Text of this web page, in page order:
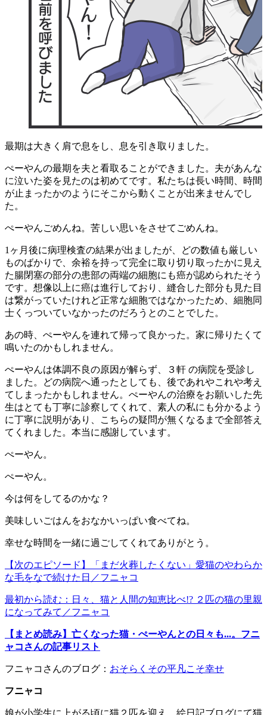
最期は大きく肩で息をし、息を引き取りました。
ぺーやんの最期を夫と看取ることができました。夫があんな
に泣いた姿を見たのは初めてです。私たちは長い時間、時間
が止まったかのようにそこから動くことが出来ませんでし
た。
ぺーやんごめんね。苦しい思いをさせてごめんね。
1ヶ月後に病理検査の結果が出ましたが、どの数値も厳しい
ものばかりで、余裕を持って完全に取り切り取ったかに見え
た腸閉塞の部分の患部の両端の細胞にも癌が認められたそう
です。想像以上に癌は進行しており、縫合した部分も見た目
は繋がっていたけれど正常な細胞ではなかったため、細胞同
士くっついていなかったのだろうとのことでした。
あの時、ぺーやんを連れて帰って良かった。家に帰りたくて
鳴いたのかもしれません。
ぺーやんは体調不良の原因が解らず、３軒 の病院を受診し
ました。どの病院へ通ったとしても、後であれやこれや考え
てしまったかもしれません。ぺーやんの治療をお願いした先
生はとても丁寧に診察してくれて、素人の私にも分かるよう
に丁寧に説明があり、こちらの疑問が無くなるまで全部答え
てくれました。本当に感謝しています。
ぺーやん。
ぺーやん。
今は何をしてるのかな？
美味しいごはんをおなかいっぱい食べてね。
幸せな時間を一緒に過ごしてくれてありがとう。
【次のエピソード】「まだ火葬したくない」愛猫のやわらか
な毛をなで続けた日／フニャコ
最初から読む：日々、猫と人間の知恵比べ!? ２匹の猫の里親
になってみて／フニャコ
【まとめ読み】亡くなった猫・ぺーやんとの日々も...。フニ
ャコさんの記事リスト
フニャコさんのブログ： おそらくその平凡こそ幸せ
フニャコ